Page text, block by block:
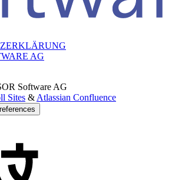
AG
Software AG
Sites & Atlassian Confluence